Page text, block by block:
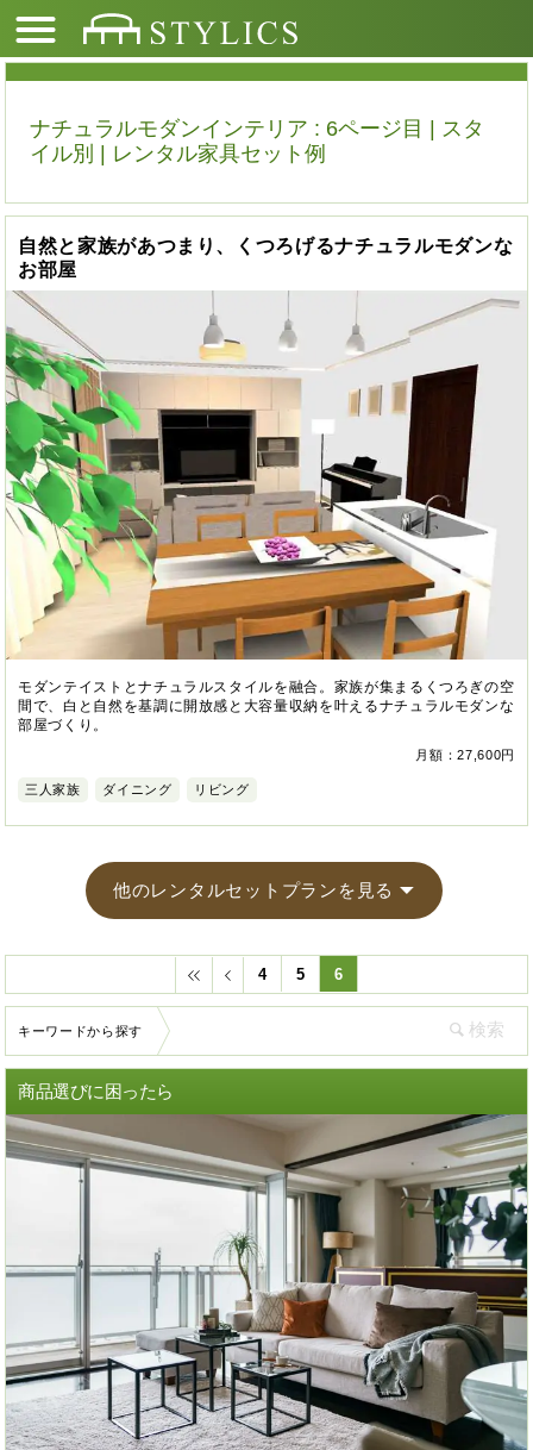
ナチュラルモダンインテリア : 6ページ目 | スタ
イル別 | レンタル家具セット例
自然と家族があつまり、くつろげるナチュラルモダンな
お部屋
モダンテイストとナチュラルスタイルを融合。家族が集まるくつろぎの空
間で、白と自然を基調に開放感と大容量収納を叶えるナチュラルモダンな
部屋づくり。
月額：27,600円
三人家族 ダイニング リビング
他のレンタルセットプランを見る
4 5 6
キーワードから探す
商品選びに困ったら